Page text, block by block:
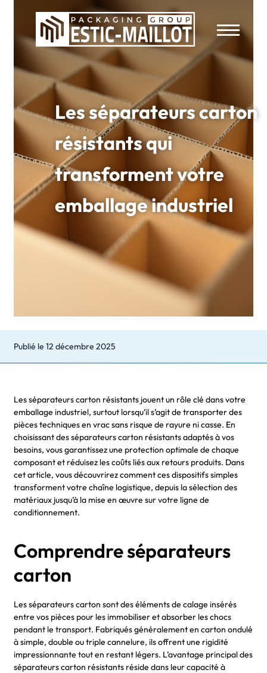
Les séparateurs carton
résistants qui
transforment votre
emballage industriel
Publié le 12 décembre 2025
Les séparateurs carton résistants jouent un rôle clé dans votre
emballage industriel, surtout lorsqu’il s’agit de transporter des
pièces techniques en vrac sans risque de rayure ni casse. En
choisissant des séparateurs carton résistants adaptés à vos
besoins, vous garantissez une protection optimale de chaque
composant et réduisez les coûts liés aux retours produits. Dans
cet article, vous découvrirez comment ces dispositifs simples
transforment votre chaîne logistique, depuis la sélection des
matériaux jusqu’à la mise en œuvre sur votre ligne de
conditionnement.
Comprendre séparateurs
carton
Les séparateurs carton sont des éléments de calage insérés
entre vos pièces pour les immobiliser et absorber les chocs
pendant le transport. Fabriqués généralement en carton ondulé
à simple, double ou triple cannelure, ils offrent une rigidité
impressionnante tout en restant légers. L’avantage principal des
séparateurs carton résistants réside dans leur capacité à